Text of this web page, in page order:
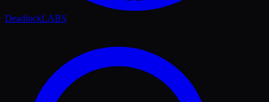
DeadlockLABS